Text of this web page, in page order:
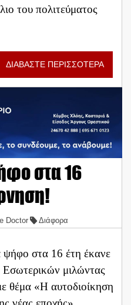
του πολιτεύματος
ΔΙΑΒΑΣΤΕ ΠΕΡΙΣΣΟΤΕΡΑ
στα 16
Doctor Διάφορα
ψήφο στα 16 έτη έκανε
μιλώντας
θέμα «Η αυτοδιοίκηση